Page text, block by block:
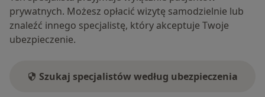
prywatnych. Możesz opłacić wizytę samodzielnie lub
znaleźć innego specjalistę, który akceptuje Twoje
ubezpieczenie.
Szukaj specjalistów według ubezpieczenia